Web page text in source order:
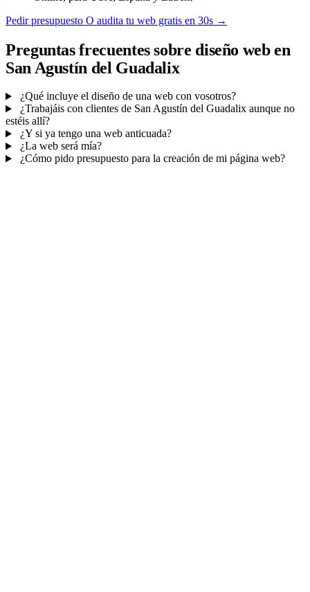
Pedir presupuesto O audita tu web gratis en 30s →
Preguntas frecuentes sobre diseño web en
San Agustín del Guadalix
¿Qué incluye el diseño de una web con vosotros?
¿Trabajáis con clientes de San Agustín del Guadalix aunque no
estéis allí?
¿Y si ya tengo una web anticuada?
¿La web será mía?
¿Cómo pido presupuesto para la creación de mi página web?